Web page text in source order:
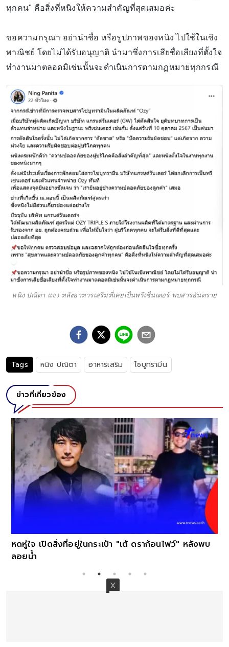
ทุกคน" คือสิ่งที่หนิงให้ความสำคัญที่สุดเสมอค่ะ
ขอความกรุณา อย่านำชื่อ หรือรูปภาพของหนิง ไปใช้ในเชิง
พาณิชย์ โดยไม่ได้รับอนุญาติ นำมาซึ่งการเสียชื่อเสียงที่ตั้งใจ
ทำงานมาตลอดมิเช่นนั้นจะดำเนินการตามกฏหมายทุกกรณี
หนิง ปณิตา แจง หลังอาหารเสริมที่เคยเป็นพรีเซ็นเตอร์ พบสารอันตราย
Tags หนิง ปณิตา อาหารเสริม ไซบูทรามีน
ข่าวที่เกี่ยวข้อง
หดหู่ใจ เปิดสิ่งที่อยู่ในกระเป๋า "เต้ ดราก้อนไฟว์" หลังพบ
ลอยน้ำ